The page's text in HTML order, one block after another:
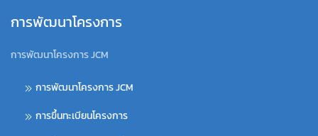
การพัฒนาโครงการ
การพัฒนาโครงการ JCM
การพัฒนาโครงการ JCM
การขึ้นทะเบียนโครงการ